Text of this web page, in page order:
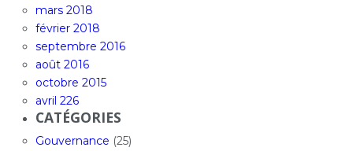
mars 2018
février 2018
septembre 2016
août 2016
octobre 2015
avril 226
CATÉGORIES
Gouvernance (25)